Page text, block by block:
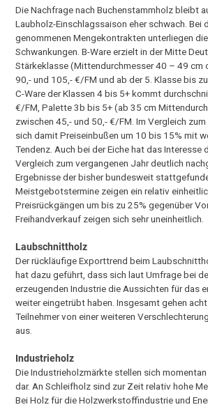
Die Nachfrage nach Buchenstammholz bleibt
Laubholz-Einschlagssaison eher schwach. Bei
genommenen Mengekontrakten unterliegen
Schwankungen. B-Ware erzielt in der Mitte
Stärkeklasse (Mittendurchmesser 40 – 49 cm
90,- und 105,- €/FM und ab der 5. Klasse bis
C-Ware der Klassen 4 bis 5+ kommt
€/FM, Palette 3b bis 5+ (ab 35 cm
zwischen 45,- und 50,- €/FM. Im Vergleich zum
sich damit Preiseinbußen um 10 bis 15% mit
Tendenz. Auch bei der Eiche hat das Interesse
Vergleich zum vergangenen Jahr deutlich
Ergebnisse der bisher bundesweit
Meistgebotstermine zeigen ein relativ
Preisrückgängen um bis zu 25% gegenüber
Freihandverkauf zeigen sich sehr uneinheitlich.
Laubschnittholz
Der rückläufige Exporttrend beim
hat dazu geführt, dass sich laut Umfrage bei
erzeugenden Industrie die Aussichten für das
weiter eingetrübt haben. Insgesamt gehen
Teilnehmer von einer weiteren
aus.
Industrieholz
Die Industrieholzmärkte stellen sich
dar. An Schleifholz sind zur Zeit relativ hohe
Bei Holz für die Holzwerkstoffindustrie und